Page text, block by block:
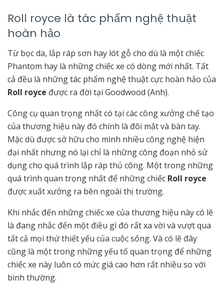
Roll royce là tác phẩm nghệ thuật
hoàn hảo
Từ bọc da, lắp ráp sơn hay lót gỗ cho dù là một chiếc
Phantom hay là những chiếc xe có dòng mới nhất. Tất
cả đều là những tác phẩm nghệ thuật cực hoàn hảo của
Roll royce được ra đời tại Goodwood (Anh).
Công cụ quan trọng nhất có tại các công xưởng chế tạo
của thương hiệu này đó chính là đôi mắt và bàn tay.
Mặc dù được sở hữu cho mình nhiều công nghệ hiện
đại nhất nhưng nó lại chỉ là những công đoạn nhỏ sử
dụng cho quá trình lắp ráp thủ công. Một trong những
quá trình quan trọng nhất để những chiếc Roll royce
được xuất xưởng ra bên ngoài thị trường.
Khi nhắc đến những chiếc xe của thương hiệu này có lẽ
là đang nhắc đến một điều gì đó rất xa vời và vượt qua
tất cả mọi thứ thiết yếu của cuộc sống. Và có lẽ đây
cũng là một trong những yếu tố quan trọng để những
chiếc xe này luôn có mức giá cao hơn rất nhiều so với
bình thường.